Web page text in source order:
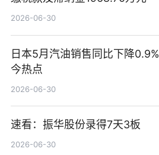
2026-06-30
日本5月汽油销售同比下降0.9%|
今热点
2026-06-30
速看：振华股份录得7天3板
2026-06-30